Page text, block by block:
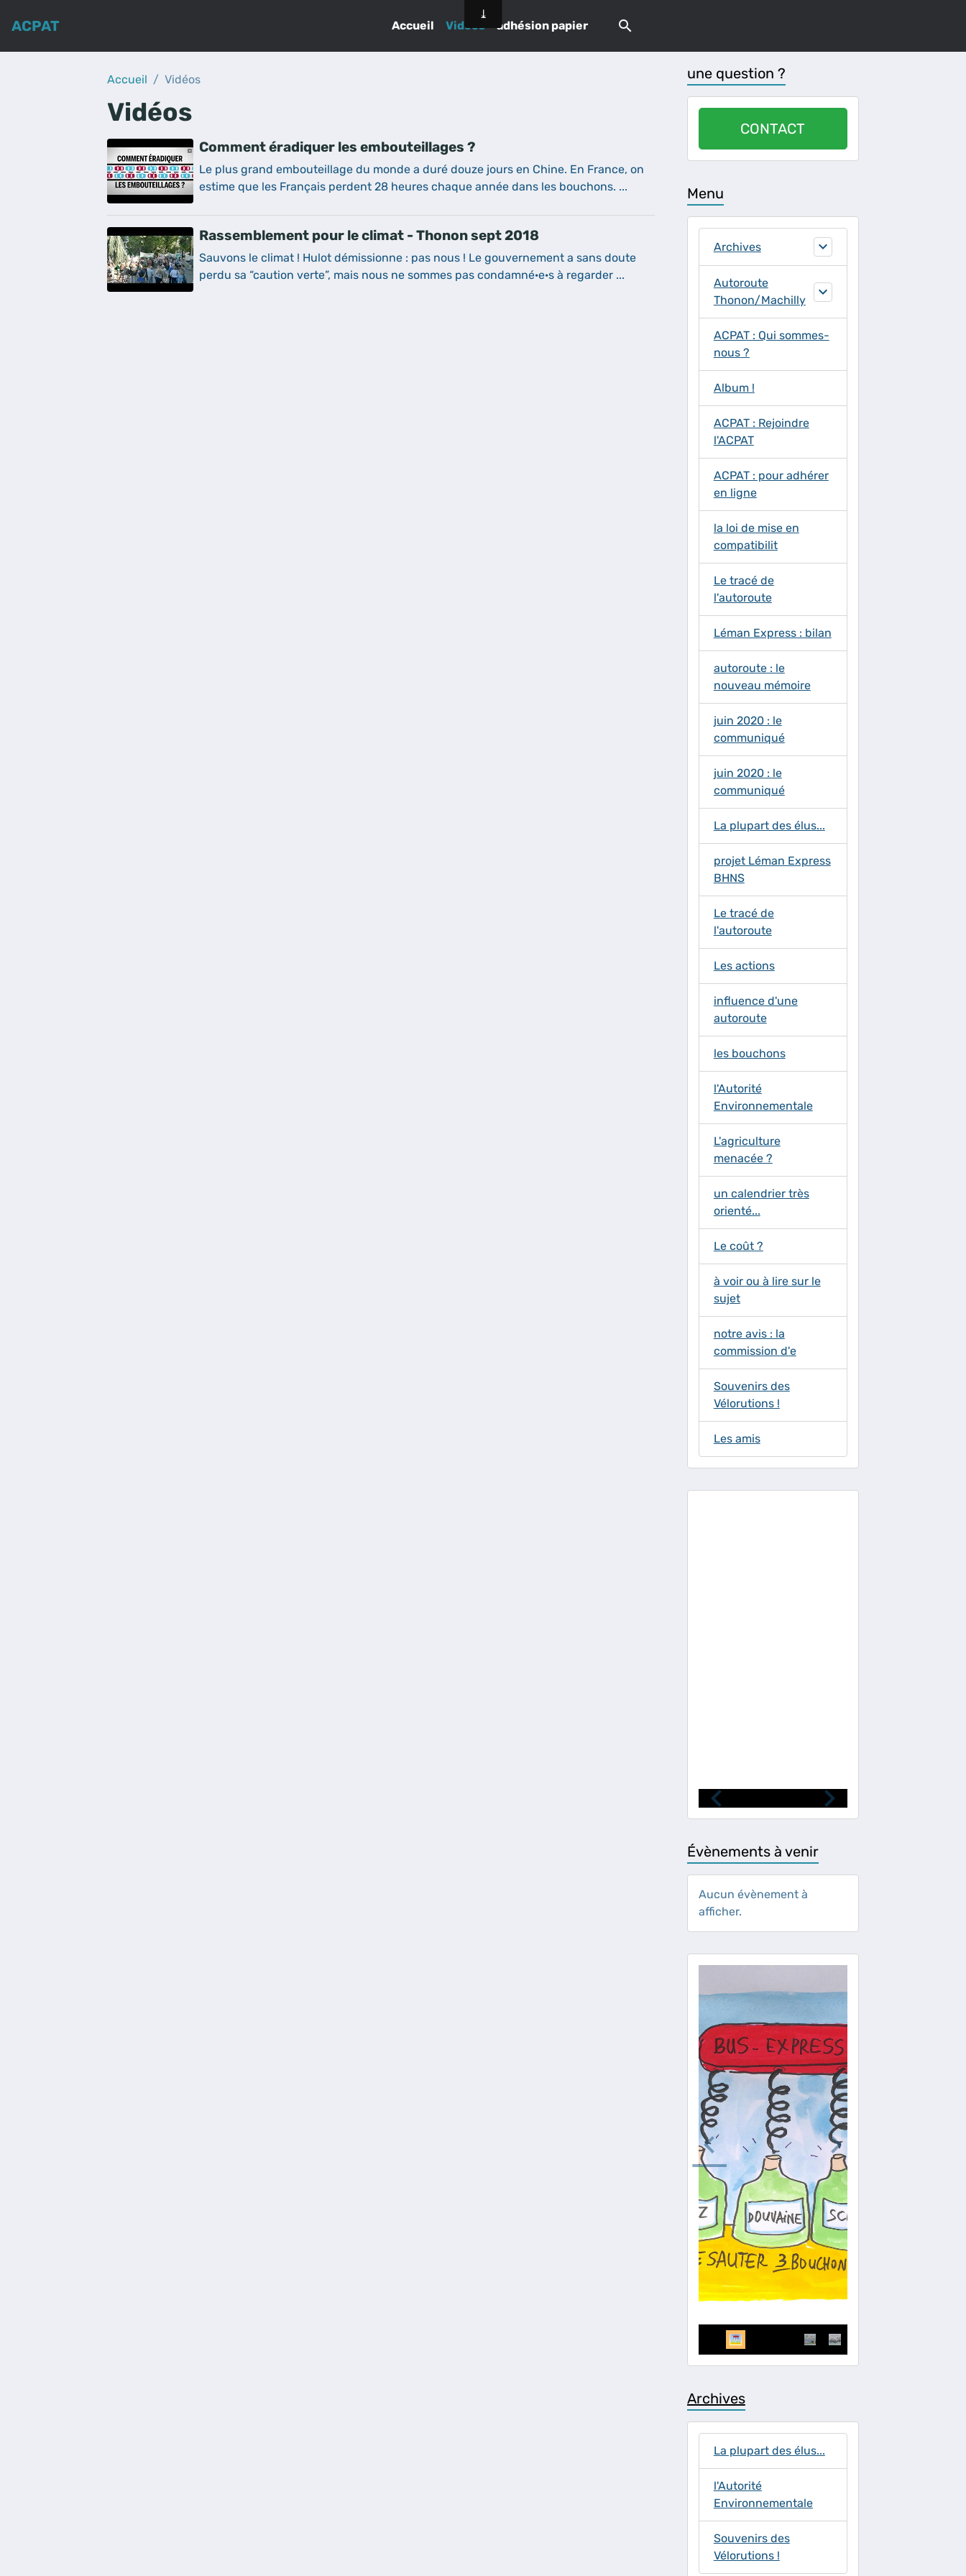
ACPAT Accueil Vidéos adhésion papier
Accueil Vidéos
Vidéos
Comment éradiquer les embouteillages ?
Le plus grand embouteillage du monde a duré douze jours en Chine. En France, on
estime que les Français perdent 28 heures chaque année dans les bouchons. ...
Rassemblement pour le climat - Thonon sept 2018
Sauvons le climat ! Hulot démissionne : pas nous ! Le gouvernement a sans doute
perdu sa “caution verte”, mais nous ne sommes pas condamné·e·s à regarder ...
une question ?
CONTACT
Menu
Archives
Autoroute
Thonon/Machilly
ACPAT : Qui sommes-
nous ?
Album !
ACPAT : Rejoindre
l'ACPAT
ACPAT : pour adhérer
en ligne
la loi de mise en
compatibilit
Le tracé de
l'autoroute
Léman Express : bilan
autoroute : le
nouveau mémoire
juin 2020 : le
communiqué
juin 2020 : le
communiqué
La plupart des élus...
projet Léman Express
BHNS
Le tracé de
l'autoroute
Les actions
influence d'une
autoroute
les bouchons
l'Autorité
Environnementale
L'agriculture
menacée ?
un calendrier très
orienté...
Le coût ?
à voir ou à lire sur le
sujet
notre avis : la
commission d'e
Souvenirs des
Vélorutions !
Les amis
Évènements à venir
Aucun évènement à
afficher.
Archives
La plupart des élus...
l'Autorité
Environnementale
Souvenirs des
Vélorutions !